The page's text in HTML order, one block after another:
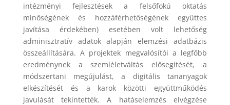
intézményi fejlesztések a felsőfokú oktatás
minőségének és hozzáférhetőségének együttes
javítása érdekében) esetében volt lehetőség
adminisztratív adatok alapján elemzési adatbázis
összeállítására. A projektek megvalósítói a legfőbb
eredménynek a szemléletváltás elősegítését, a
módszertani megújulást, a digitális tananyagok
elkészítését és a karok közötti együttműködés
javulását tekintették. A hatáselemzés elvégzése